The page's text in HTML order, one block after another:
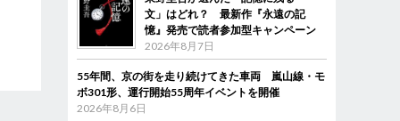
文」はどれ？ 最新作『永遠の記
憶』発売で読者参加型キャンペーン
2026年8月7日
55年間、京の街を走り続けてきた車両 嵐山線・モ
ボ301形、運行開始55周年イベントを開催
2026年8月6日